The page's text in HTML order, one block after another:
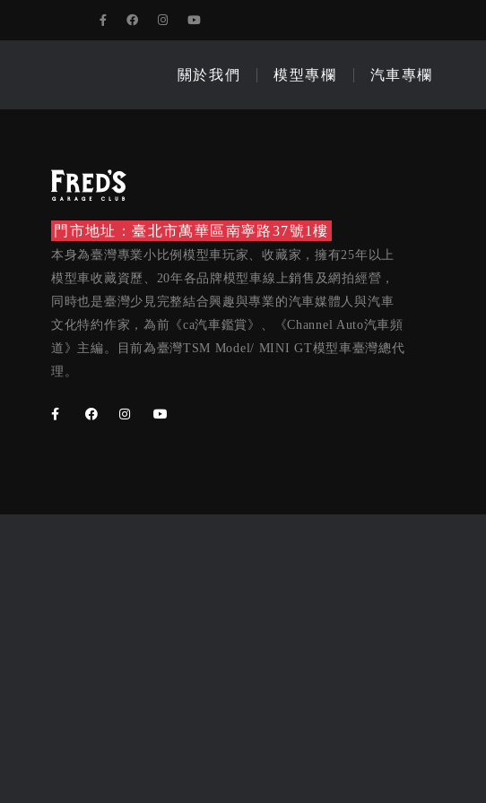
關於我們 模型專欄 汽車專欄
門市地址：臺北市萬華區南寧路37號1樓
本身為臺灣專業小比例模型車玩家、收藏家，擁有25年以上
模型車收藏資歷、20年各品牌模型車線上銷售及網拍經營，
同時也是臺灣少見完整結合興趣與專業的汽車媒體人與汽車
文化特約作家，為前《ca汽車鑑賞》、《Channel Auto汽車頻
道》主編。目前為臺灣TSM Model/ MINI GT模型車臺灣總代
理。